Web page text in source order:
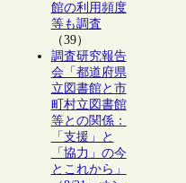
館の利用頻度
等も調査
（39）
調査研究報告
会「都道府県
立図書館と市
町村立図書館
等との関係：
「支援」と
「協力」の今
とこれから」